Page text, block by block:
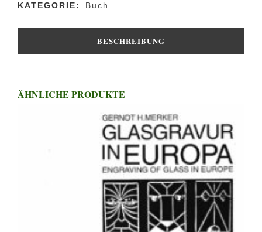
steinReich
–
Fotoansichten
Oberpfälzer
KATEGORIE: Buch
BESCHREIBUNG
ÄHNLICHE PRODUKTE